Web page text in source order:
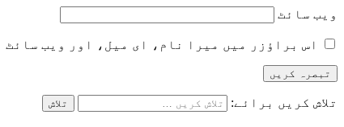
ویب‌ سائٹ
اس براؤزر میں میرا نام، ای میل، اور ویب
تلاش کریں برائے: